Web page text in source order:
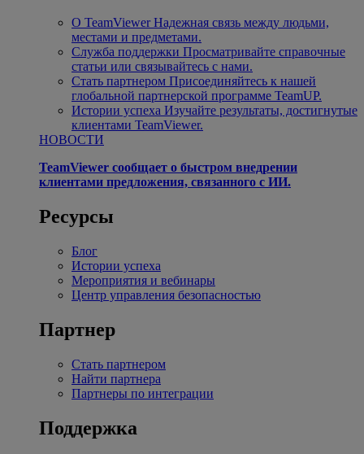
О TeamViewer Надежная связь между людьми,
местами и предметами.
Служба поддержки Просматривайте справочные
статьи или связывайтесь с нами.
Стать партнером Присоединяйтесь к нашей
глобальной партнерской программе TeamUP.
Истории успеха Изучайте результаты, достигнутые
клиентами TeamViewer.
НОВОСТИ
TeamViewer сообщает о быстром внедрении
клиентами предложения, связанного с ИИ.
Ресурсы
Блог
Истории успеха
Мероприятия и вебинары
Центр управления безопасностью
Партнер
Стать партнером
Найти партнера
Партнеры по интеграции
Поддержка